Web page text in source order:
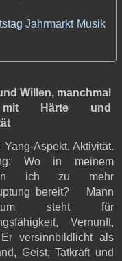
Jahrmarkt Musik
Willen, manchmal
mit Härte und
Aspekt. Aktivität.
Wo in meinem
ich zu mehr
bereit? Mann
steht für
Vernunft,
versinnbildlicht als
Geist, Tatkraft und